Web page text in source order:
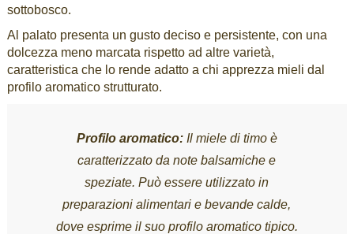
sottobosco.
Al palato presenta un gusto deciso e persistente, con una
dolcezza meno marcata rispetto ad altre varietà,
caratteristica che lo rende adatto a chi apprezza mieli dal
profilo aromatico strutturato.
Profilo aromatico:Il miele di timo è
caratterizzato da note balsamiche e
speziate. Può essere utilizzato in
preparazioni alimentari e bevande calde,
dove esprime il suo profilo aromatico tipico.